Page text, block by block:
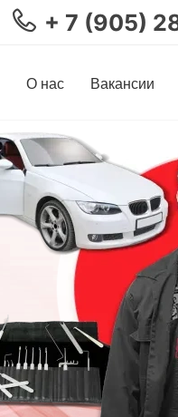
+ 7 (905)
О нас Вакансии